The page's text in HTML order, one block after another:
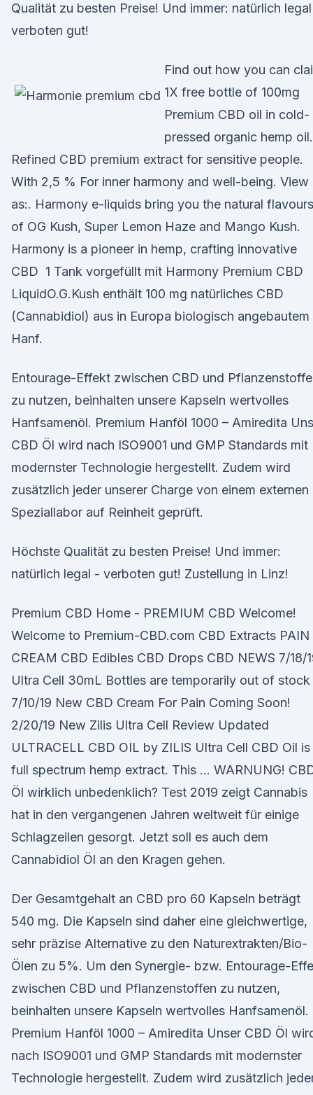
Qualität zu besten Preise! Und immer: natürlich
verboten gut!
Find out how you can
1X free bottle of 100mg
Premium CBD oil in cold-
pressed organic hemp oil.
Refined CBD premium extract for sensitive people.
With 2,5 % For inner harmony and well-being. View
as:. Harmony e-liquids bring you the natural flavours
of OG Kush, Super Lemon Haze and Mango Kush.
Harmony is a pioneer in hemp, crafting innovative
CBD 1 Tank vorgefüllt mit Harmony Premium CBD
LiquidO.G.Kush enthält 100 mg natürliches CBD
(Cannabidiol) aus in Europa biologisch angebautem
Hanf.
Entourage-Effekt zwischen CBD und
zu nutzen, beinhalten unsere Kapseln wertvolles
Hanfsamenöl. Premium Hanföl 1000 – Amiredita
CBD Öl wird nach ISO9001 und GMP Standards mit
modernster Technologie hergestellt. Zudem wird
zusätzlich jeder unserer Charge von einem externen
Speziallabor auf Reinheit geprüft.
Höchste Qualität zu besten Preise! Und immer:
natürlich legal - verboten gut! Zustellung in Linz!
Premium CBD Home - PREMIUM CBD Welcome!
Welcome to Premium-CBD.com CBD Extracts PAIN
CREAM CBD Edibles CBD Drops CBD NEWS 7/18/
Ultra Cell 30mL Bottles are temporarily out of stock
7/10/19 New CBD Cream For Pain Coming Soon!
2/20/19 New Zilis Ultra Cell Review Updated
ULTRACELL CBD OIL by ZILIS Ultra Cell CBD Oil is
full spectrum hemp extract. This … WARNUNG!
Öl wirklich unbedenklich? Test 2019 zeigt Cannabis
hat in den vergangenen Jahren weltweit für einige
Schlagzeilen gesorgt. Jetzt soll es auch dem
Cannabidiol Öl an den Kragen gehen.
Der Gesamtgehalt an CBD pro 60 Kapseln beträgt
540 mg. Die Kapseln sind daher eine gleichwertige,
sehr präzise Alternative zu den Naturextrakten/Bio-
Ölen zu 5%. Um den Synergie- bzw. Entourage-
zwischen CBD und Pflanzenstoffen zu nutzen,
beinhalten unsere Kapseln wertvolles Hanfsamenöl.
Premium Hanföl 1000 – Amiredita Unser CBD Öl
nach ISO9001 und GMP Standards mit modernster
Technologie hergestellt. Zudem wird zusätzlich